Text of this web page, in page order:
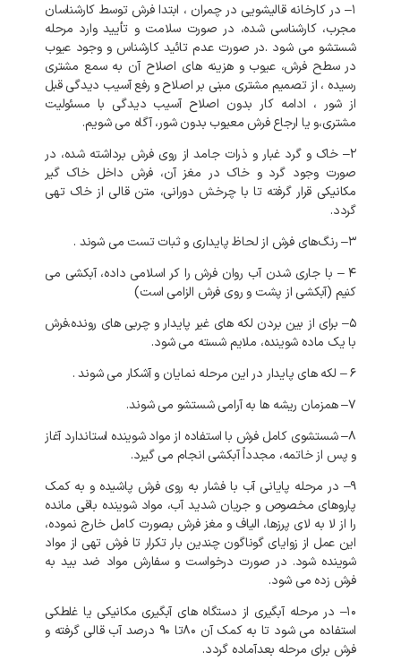
۱– در کارخانه قالیشویی در چمران ، ابتدا فرش توسط کارشناسان
مجرب، کارشناسی شده، در صورت سلامت و تأیید وارد مرحله
شستشو می شود .در صورت عدم تائید کارشناس و وجود عیوب
در سطح فرش، عیوب و هزینه های اصلاح آن به سمع مشتری
رسیده ، از تصمیم مشتری مبنی بر اصلاح و رفع آسیب دیدگی قبل
از شور ، ادامه کار بدون اصلاح آسیب دیدگی با مسئولیت
مشتری،و یا ارجاع فرش معیوب بدون شور، آگاه می شویم.
۲– خاک و گرد غبار و ذرات جامد از روی فرش برداشته شده، در
صورت وجود گرد و خاک در مغز آن، فرش داخل خاک گیر
مکانیکی قرار گرفته تا با چرخش دورانی، متن قالی از خاک تهی
گردد.
۳–رنگ‌های فرش از لحاظ پایداری و ثبات تست می شوند .
۴– با جاری شدن آب روان فرش را کر اسلامی داده، آبکشی می
کنیم (آبکشی از پشت و روی فرش الزامی است)
۵– برای از بین بردن لکه های غیر پایدار و چربی های رونده،فرش
با یک ماده شوینده، ملایمشسته می شود.
۶– لکه های پایدار در این مرحله نمایان و آشکار می شوند.
۷–همزمان ریشه ها به آرامی شستشو می شوند.
۸–شستشوی کامل فرش با استفاده از مواد شوینده استاندارد آغاز
و پس از خاتمه، مجدداًآبکشی انجام می گیرد.
۹– در مرحله پایانی آب با فشار به روی فرش پاشیده و به کمک
پاروهای مخصوص و جریان شدید آب، مواد شوینده باقی مانده
را از لا به لای پرزها، الیاف و مغز فرش بصورت کامل خارج نموده،
این عمل از زوایای گوناگون چندین بار تکرار تا فرش تهی از مواد
شوینده شود. در صورت درخواست و سفارش مواد ضد بید به
فرش زده می شود.
۱۰– در مرحله آبگیری از دستگاه های آبگیری مکانیکی یا غلطکی
استفاده می شود تا به کمک آن ۸۰تا ۹۰ درصد آب قالی گرفته و
فرش برای مرحله بعدآماده گردد.